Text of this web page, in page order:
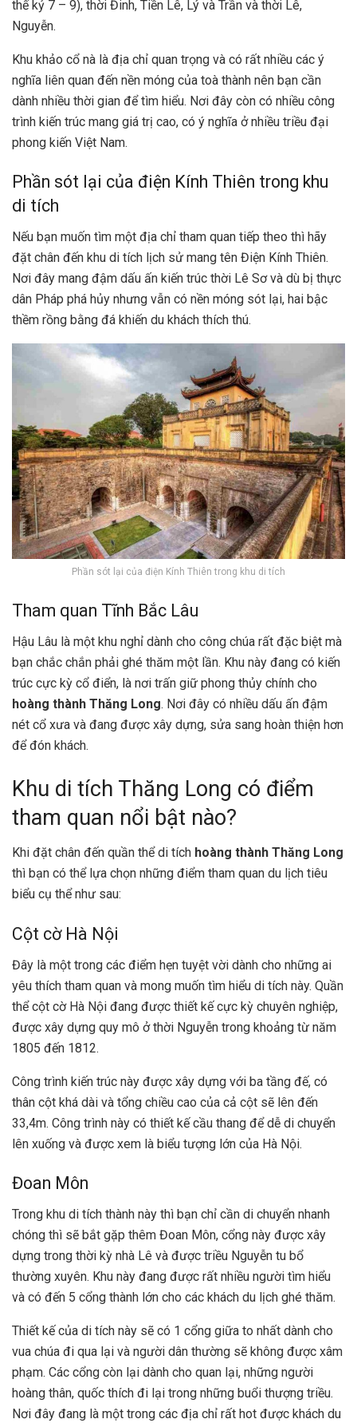
thế kỷ 7 – 9), thời Đinh, Tiền Lê, Lý và Trần và thời Lê,
Nguyễn.
Khu khảo cổ nà là địa chỉ quan trọng và có rất nhiều các ý
nghĩa liên quan đến nền móng của toà thành nên bạn cần
dành nhiều thời gian để tìm hiểu. Nơi đây còn có nhiều công
trình kiến trúc mang giá trị cao, có ý nghĩa ở nhiều triều đại
phong kiến Việt Nam.
Phần sót lại của điện Kính Thiên trong khu
di tích
Nếu bạn muốn tìm một địa chỉ tham quan tiếp theo thì hãy
đặt chân đến khu di tích lịch sử mang tên Điện Kính Thiên.
Nơi đây mang đậm dấu ấn kiến trúc thời Lê Sơ và dù bị thực
dân Pháp phá hủy nhưng vẫn có nền móng sót lại, hai bậc
thềm rồng bằng đá khiến du khách thích thú.
Phần sót lại của điện Kính Thiên trong khu di tích
Tham quan Tĩnh Bắc Lâu
Hậu Lâu là một khu nghỉ dành cho công chúa rất đặc biệt mà
bạn chắc chắn phải ghé thăm một lần. Khu này đang có kiến
trúc cực kỳ cổ điển, là nơi trấn giữ phong thủy chính cho
hoàng thành Thăng Long. Nơi đây có nhiều dấu ấn đậm
nét cổ xưa và đang được xây dựng, sửa sang hoàn thiện hơn
để đón khách.
Khu di tích Thăng Long có điểm
tham quan nổi bật nào?
Khi đặt chân đến quần thể di tích hoàng thành Thăng Long
thì bạn có thể lựa chọn những điểm tham quan du lịch tiêu
biểu cụ thể như sau:
Cột cờ Hà Nội
Đây là một trong các điểm hẹn tuyệt vời dành cho những ai
yêu thích tham quan và mong muốn tìm hiểu di tích này. Quần
thể cột cờ Hà Nội đang được thiết kế cực kỳ chuyên nghiệp,
được xây dựng quy mô ở thời Nguyễn trong khoảng từ năm
1805 đến 1812.
Công trình kiến trúc này được xây dựng với ba tầng đế, có
thân cột khá dài và tổng chiều cao của cả cột sẽ lên đến
33,4m. Công trình này có thiết kế cầu thang để dễ di chuyển
lên xuống và được xem là biểu tượng lớn của Hà Nội.
Đoan Môn
Trong khu di tích thành này thì bạn chỉ cần di chuyển nhanh
chóng thì sẽ bắt gặp thêm Đoan Môn, cổng này được xây
dựng trong thời kỳ nhà Lê và được triều Nguyễn tu bổ
thường xuyên. Khu này đang được rất nhiều người tìm hiểu
và có đến 5 cổng thành lớn cho các khách du lịch ghé thăm.
Thiết kế của di tích này sẽ có 1 cổng giữa to nhất dành cho
vua chúa đi qua lại và người dân thường sẽ không được xâm
phạm. Các cổng còn lại dành cho quan lại, những người
hoàng thân, quốc thích đi lại trong những buổi thượng triều.
Nơi đây đang là một trong các địa chỉ rất hot được khách du